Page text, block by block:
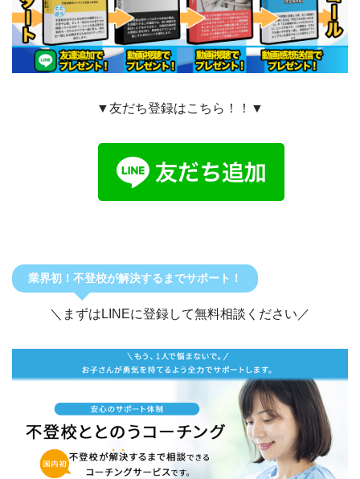
▼友だち登録はこちら！！▼
業界初！不登校が解決するまでサポート！
＼まずはLINEに登録して無料相談ください／